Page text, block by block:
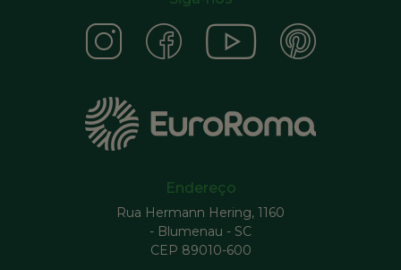
Endereço
Rua Hermann Hering, 1160
- Blumenau - SC
CEP 89010-600